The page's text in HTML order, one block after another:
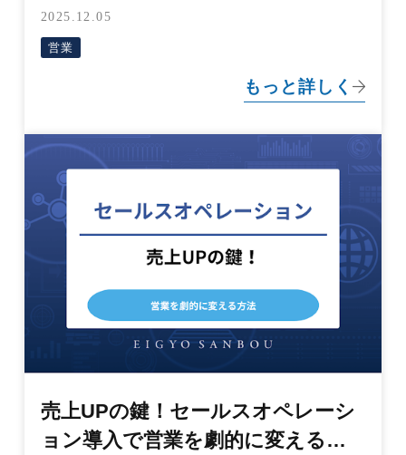
2025.12.05
営業
もっと詳しく
売上UPの鍵！セールスオペレーシ
ョン導入で営業を劇的に変える方